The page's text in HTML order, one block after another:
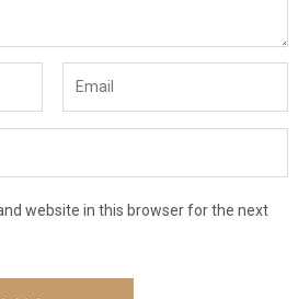
website in this browser for the next